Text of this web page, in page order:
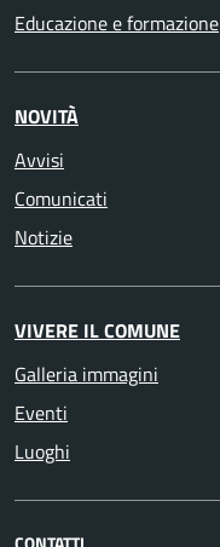
Educazione e formazione
NOVITÀ
Avvisi
Comunicati
Notizie
VIVERE IL COMUNE
Galleria immagini
Eventi
Luoghi